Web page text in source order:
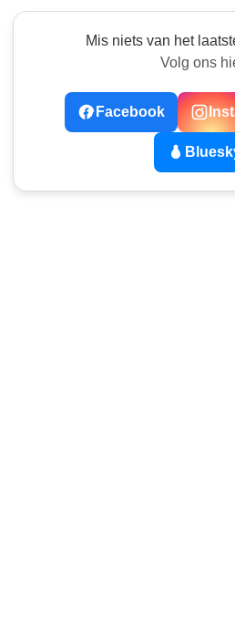
Mis niets van het
Volg ons
Facebook